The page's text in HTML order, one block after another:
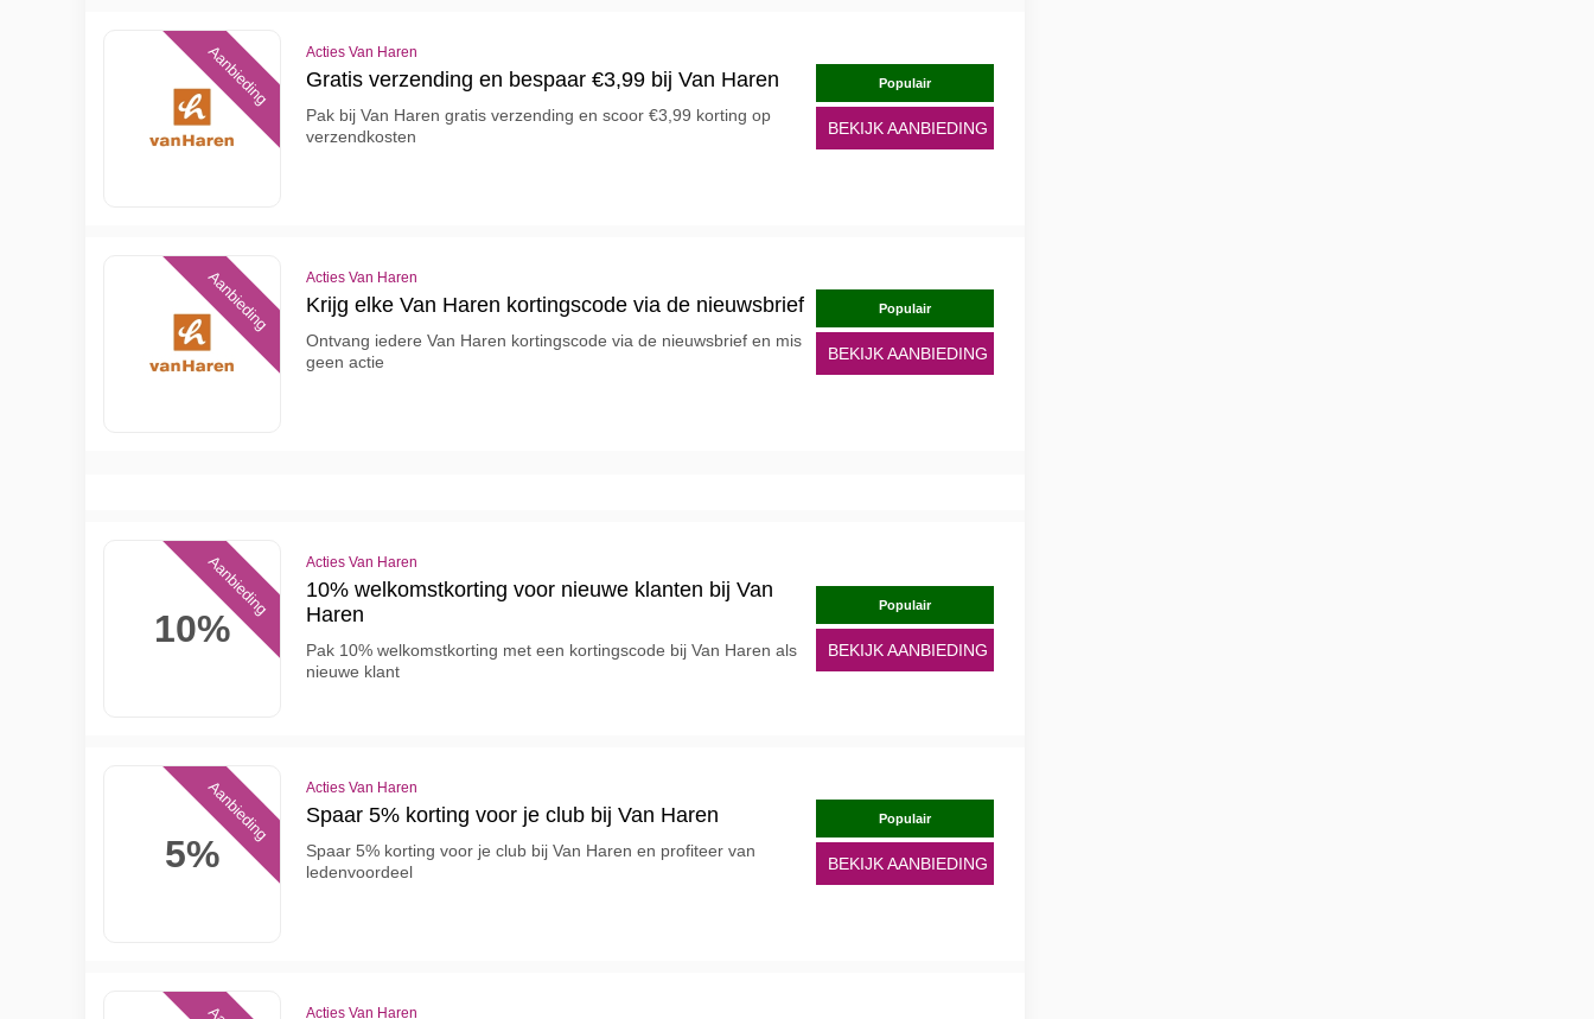
Aanbieding Acties Van Haren
Gratis verzending en bespaar €3,99 bij Van Haren
Pak bij Van Haren gratis verzending en scoor €3,99 korting op
verzendkosten
Populair
BEKIJK AANBIEDING
Aanbieding Acties Van Haren
Krijg elke Van Haren kortingscode via de nieuwsbrief
Ontvang iedere Van Haren kortingscode via de nieuwsbrief en mis
geen actie
Populair
BEKIJK AANBIEDING
10%
Aanbieding Acties Van Haren
10% welkomstkorting voor nieuwe klanten bij Van
Haren
Pak 10% welkomstkorting met een kortingscode bij Van Haren als
nieuwe klant
Populair
BEKIJK AANBIEDING
5%
Aanbieding Acties Van Haren
Spaar 5% korting voor je club bij Van Haren
Spaar 5% korting voor je club bij Van Haren en profiteer van
ledenvoordeel
Populair
BEKIJK AANBIEDING
Acties Van Haren